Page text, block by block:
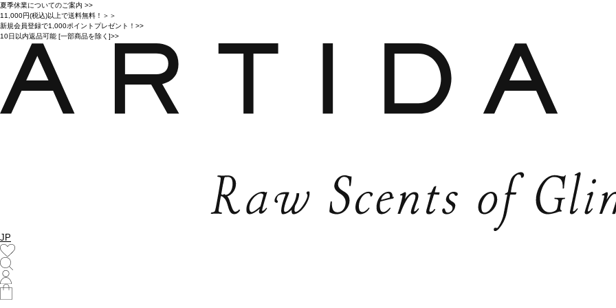
夏季休業についてのご案内 >>
11,000円(税込)以上で送料無料！＞＞
新規会員登録で1,000ポイントプレゼント！>>
10日以内返品可能 [一部商品を除く]>>
JP